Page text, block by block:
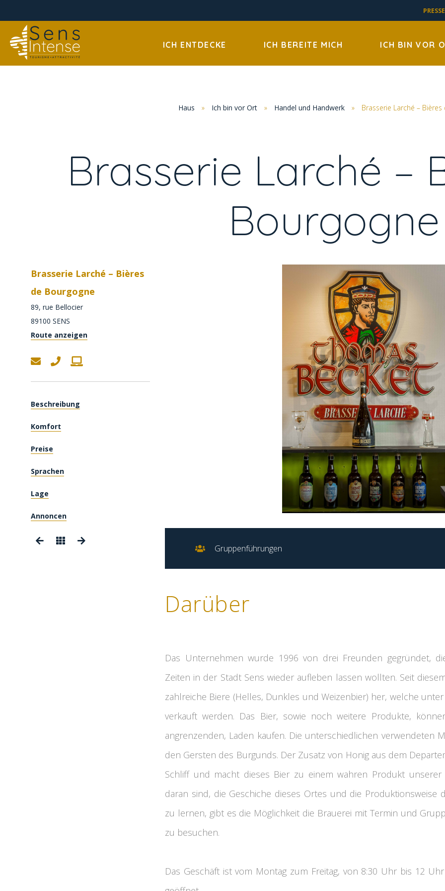
PRESSE
ICH ENTDECKE ICH BEREITE MICH ICH BIN VOR
Haus » Ich bin vor Ort » Handel und Handwerk » Brasserie Larché –
Brasserie Larché –
Bourgogne
Brasserie Larché – Bières
de Bourgogne
89, rue Bellocier
89100 SENS
Route anzeigen
Beschreibung
Komfort
Preise
Sprachen
Lage
Annoncen
Gruppenführungen
Darüber
Das Unternehmen wurde 1996 von drei Freunden gegründet,
Zeiten in der Stadt Sens wieder aufleben lassen wollten. Seit
zahlreiche Biere (Helles, Dunkles und Weizenbier) her, welche
verkauft werden. Das Bier, sowie noch weitere Produkte,
angrenzenden, Laden kaufen. Die unterschiedlichen verwendeten
den Gersten des Burgunds. Der Zusatz von Honig aus dem
Schliff und macht dieses Bier zu einem wahren Produkt unserer
daran sind, die Geschiche dieses Ortes und die Produktionsweise
zu lernen, gibt es die Möglichkeit die Brauerei mit Termin und
zu besuchen.
Das Geschäft ist vom Montag zum Freitag, von 8:30 Uhr bis 12